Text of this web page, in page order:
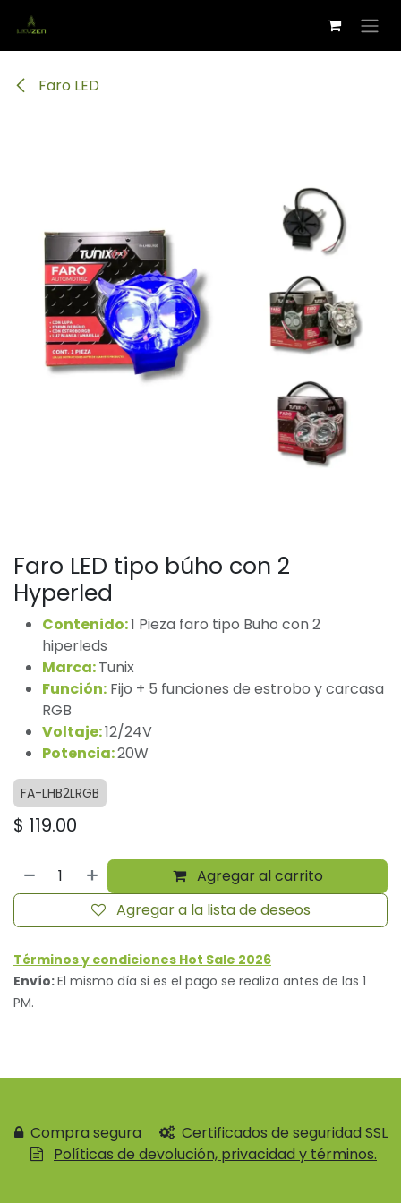
Faro LED
Faro LED tipo búho con 2
Hyperled
Contenido:1 Pieza faro tipo Buho con 2
hiperleds
Marca:Tunix
Función: Fijo + 5 funciones de estrobo y carcasa
RGB
Voltaje:12/24V
Potencia:20W
FA-LHB2LRGB
$ 119.00
Agregar al carrito
Agregar a la lista de deseos
Términos y condiciones Hot Sale 2026
Envío:El mismo día si es el pago se realiza antes de las 1
PM.
Compra segura
Certificados de seguridad SSL
Políticas de devolución, privacidad y términos.